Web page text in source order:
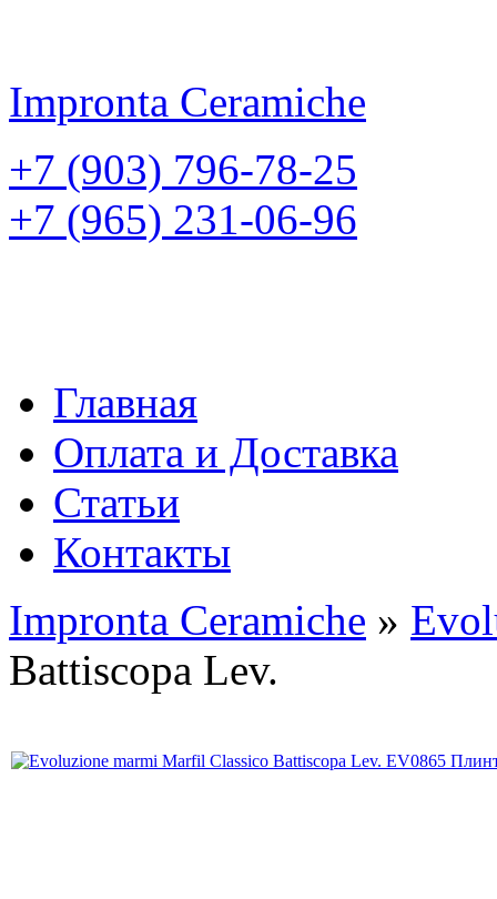
Impronta Ceramiche
+7 (903) 796-78-25
+7 (965) 231-06-96
Главная
Оплата и Доставка
Статьи
Контакты
Impronta Ceramiche »
Battiscopa Lev.